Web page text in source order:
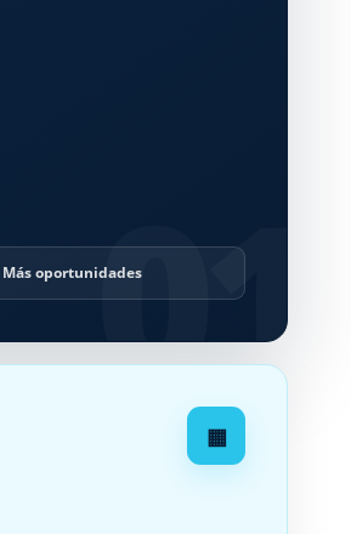
Más oportunidades01
▦